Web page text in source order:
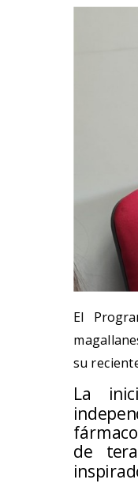
El
su
La
de